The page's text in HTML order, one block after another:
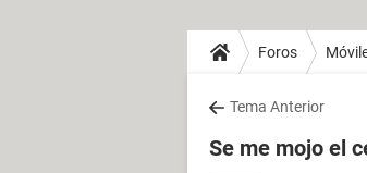
Foros
Tema Anterior
Se me mojo el